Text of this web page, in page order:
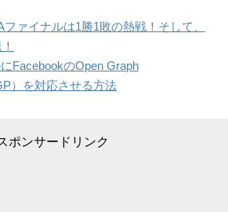
ファイナルは1勝1敗の熱戦！そして、
FacebookのOpen Graph
）を対応させる方法
ポンサードリンク